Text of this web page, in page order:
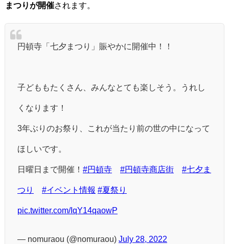
まつりが開催されます。
円頓寺「七夕まつり」賑やかに開催中！！
子どももたくさん、みんなとても楽しそう。うれし
くなります！
3年ぶりのお祭り、これが当たり前の世の中になって
ほしいです。
日曜日まで開催！ #円頓寺 #円頓寺商店街 #七夕ま
つり #イベント情報 #夏祭り
pic.twitter.com/IqY14qaowP
— nomuraou (@nomuraou) July 28, 2022